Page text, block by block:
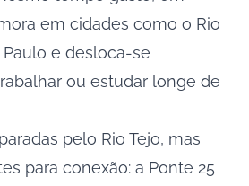
em cidades como o Rio
e desloca-se
ou estudar longe de
pelo Rio Tejo, mas
para conexão: a Ponte 25